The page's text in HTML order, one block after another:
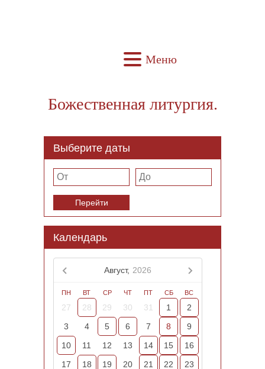
Меню
Божественная литургия.
Выберите даты
Перейти
Календарь
Август, 2026
ПН ВТ СР ЧТ ПТ СБ ВС
27 28 29 30 31 1
2
3
4 5 6 7 8
9
10
11 12 13 14 15
16
17
18 19 20 21 22
23